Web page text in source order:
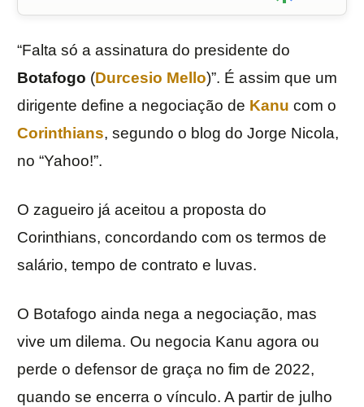
“Falta só a assinatura do presidente do
Botafogo (Durcesio Mello)”. É assim que um
dirigente define a negociação de Kanu com o
Corinthians, segundo o blog do Jorge Nicola,
no “Yahoo!”.
O zagueiro já aceitou a proposta do
Corinthians, concordando com os termos de
salário, tempo de contrato e luvas.
O Botafogo ainda nega a negociação, mas
vive um dilema. Ou negocia Kanu agora ou
perde o defensor de graça no fim de 2022,
quando se encerra o vínculo. A partir de julho